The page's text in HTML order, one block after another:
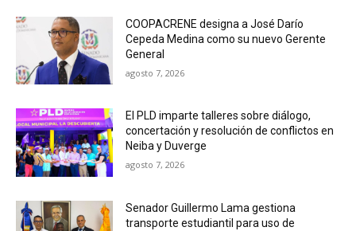
COOPACRENE designa a José Darío
Cepeda Medina como su nuevo Gerente
General
agosto 7, 2026
El PLD imparte talleres sobre diálogo,
concertación y resolución de conflictos en
Neiba y Duverge
agosto 7, 2026
Senador Guillermo Lama gestiona
transporte estudiantil para uso de